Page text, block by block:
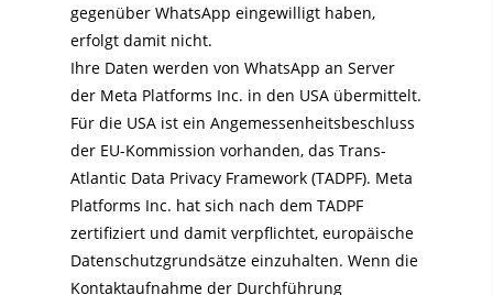
gegenüber WhatsApp eingewilligt haben,
erfolgt damit nicht.
Ihre Daten werden von WhatsApp an Server
der Meta Platforms Inc. in den USA übermittelt.
Für die USA ist ein Angemessenheitsbeschluss
der EU-Kommission vorhanden, das Trans-
Atlantic Data Privacy Framework (TADPF). Meta
Platforms Inc. hat sich nach dem TADPF
zertifiziert und damit verpflichtet, europäische
Datenschutzgrundsätze einzuhalten. Wenn die
Kontaktaufnahme der Durchführung